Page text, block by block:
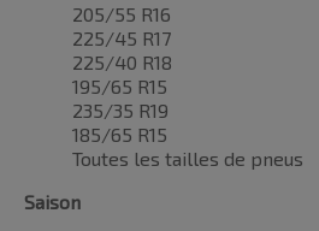
205/55 R16
225/45 R17
225/40 R18
195/65 R15
235/35 R19
185/65 R15
Toutes les tailles de pneus
Saison